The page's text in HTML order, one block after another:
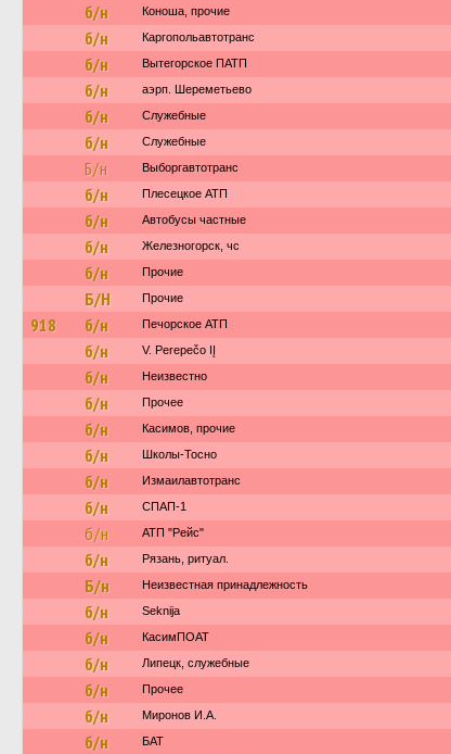
б/н Коноша, прочие
б/н Каргопольавтотранс
б/н Вытегорское ПАТП
б/н аэрп. Шереметьево
б/н Служебные
б/н Служебные
Б/н Выборгавтотранс
б/н Плесецкое АТП
б/н Автобусы частные
б/н Железногорск, чс
б/н Прочие
Б/Н Прочие
918 б/н Печорское АТП
б/н V. Perepečo IĮ
б/н Неизвестно
б/н Прочее
б/н Касимов, прочие
б/н Школы-Тосно
б/н Измаилавтотранс
б/н СПАП-1
б/н АТП "Рейс"
б/н Рязань, ритуал.
Б/н Неизвестная принадлежность
б/н Seknija
б/н КасимПОАТ
б/н Липецк, служебные
б/н Прочее
б/н Миронов И.А.
б/н БАТ